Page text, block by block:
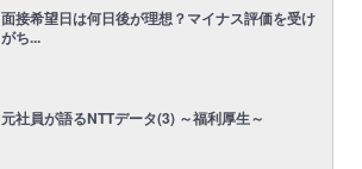
面接希望日は何日後が理想？マイナス評価を受け
がち...
元社員が語るNTTデータ(3) ～福利厚生～